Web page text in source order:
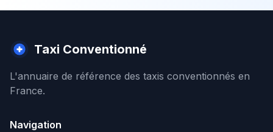
Taxi Conventionné
L'annuaire de référence des taxis conventionnés en
France.
Navigation